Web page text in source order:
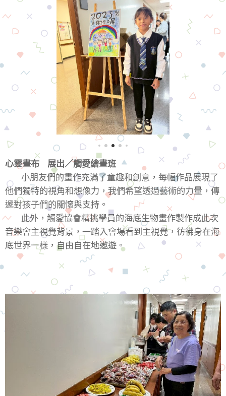
心靈畫布 展出／觸愛繪畫班
小朋友們的畫作充滿了童趣和創意，每幅作品展現了
他們獨特的視角和想像力，我們希望透過藝術的力量，傳
遞對孩子們的關懷與支持。
此外，觸愛協會精挑學員的海底生物畫作製作成此次
音樂會主視覺背景，一踏入會場看到主視覺，彷彿身在海
底世界一樣，自由自在地遨遊。